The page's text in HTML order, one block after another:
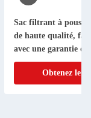
Sac filtrant à
de haute qualité,
avec une garantie
filtration de l'air
Obtenez le